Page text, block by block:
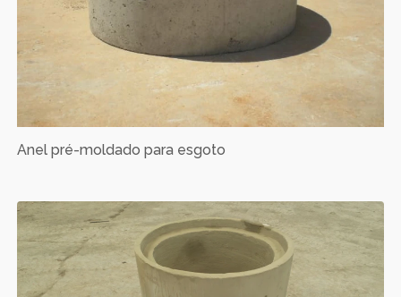
Anel pré-moldado para esgoto